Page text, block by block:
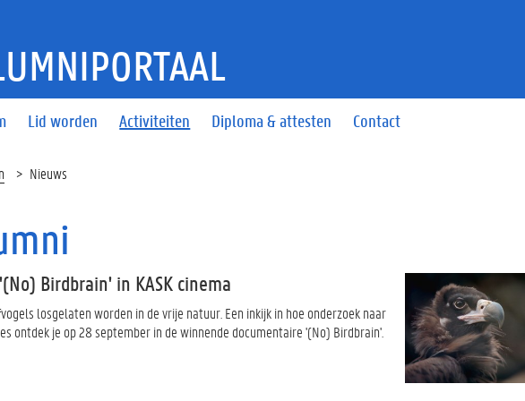
Lid worden Activiteiten Diploma & attesten Contact
Nieuws
Birdbrain' in KASK cinema
losgelaten worden in de vrije natuur. Een inkijk in hoe onderzoek naar
ontdek je op 28 september in de winnende documentaire '(No) Birdbrain'.